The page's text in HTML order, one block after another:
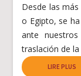
Desde las
o Egipto, se
ante
traslación de
LIRE PLUS